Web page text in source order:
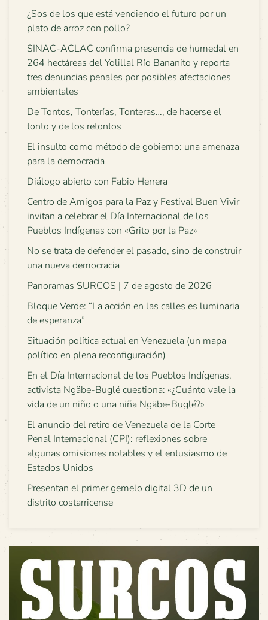
¿Sos de los que está vendiendo el futuro por un
plato de arroz con pollo?
SINAC-ACLAC confirma presencia de humedal en
264 hectáreas del Yolillal Río Bananito y reporta
tres denuncias penales por posibles afectaciones
ambientales
De Tontos, Tonterías, Tonteras…, de hacerse el
tonto y de los retontos
El insulto como método de gobierno: una amenaza
para la democracia
Diálogo abierto con Fabio Herrera
Centro de Amigos para la Paz y Festival Buen Vivir
invitan a celebrar el Día Internacional de los
Pueblos Indígenas con «Grito por la Paz»
No se trata de defender el pasado, sino de construir
una nueva democracia
Panoramas SURCOS | 7 de agosto de 2026
Bloque Verde: “La acción en las calles es luminaria
de esperanza”
Situación política actual en Venezuela (un mapa
político en plena reconfiguración)
En el Día Internacional de los Pueblos Indígenas,
activista Ngäbe-Buglé cuestiona: «¿Cuánto vale la
vida de un niño o una niña Ngäbe-Buglé?»
El anuncio del retiro de Venezuela de la Corte
Penal Internacional (CPI): reflexiones sobre
algunas omisiones notables y el entusiasmo de
Estados Unidos
Presentan el primer gemelo digital 3D de un
distrito costarricense